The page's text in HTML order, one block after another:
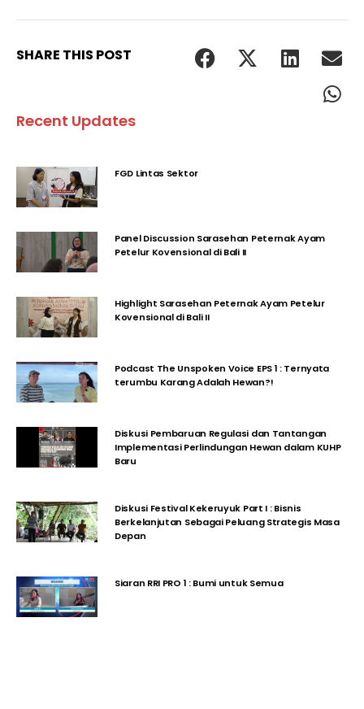
SHARE THIS POST
Recent Updates
FGD Lintas Sektor
Panel Discussion Sarasehan Peternak Ayam
Petelur Kovensional di Bali II
Highlight Sarasehan Peternak Ayam Petelur
Kovensional di Bali II
Podcast The Unspoken Voice EPS 1 : Ternyata
terumbu Karang Adalah Hewan?!
Diskusi Pembaruan Regulasi dan Tantangan
Implementasi Perlindungan Hewan dalam KUHP
Baru
Diskusi Festival Kekeruyuk Part I : Bisnis
Berkelanjutan Sebagai Peluang Strategis Masa
Depan
Siaran RRI PRO 1 : Bumi untuk Semua